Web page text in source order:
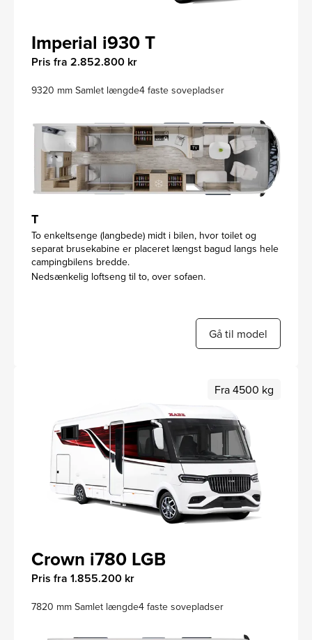
Imperial i930 T
Pris fra 2.852.800 kr
9320 mm Samlet længde4 faste sovepladser
T
To enkeltsenge (langbede) midt i bilen, hvor toilet og
separat brusekabine er placeret længst bagud langs hele
campingbilens bredde.
Nedsænkelig loftseng til to, over sofaen.
Gå til model
Fra 4500 kg
Crown i780 LGB
Pris fra 1.855.200 kr
7820 mm Samlet længde4 faste sovepladser